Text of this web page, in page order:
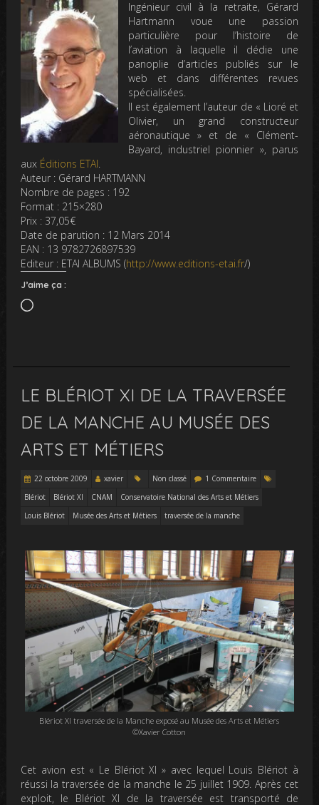
Ingénieur civil à la retraite, Gérard
Hartmann voue une passion
particulière pour l’histoire de
l’aviation à laquelle il dédie une
panoplie d’articles publiés sur le
web et dans différentes revues
spécialisées.
Il est également l’auteur de « Lioré et
Olivier, un grand constructeur
aéronautique » et de « Clément-
Bayard, industriel pionnier », parus
aux Éditions ETAI.
Auteur : Gérard HARTMANN
Nombre de pages : 192
Format : 215×280
Prix : 37,05€
Date de parution : 12 Mars 2014
EAN : 13 9782726897539
Editeur : ETAI ALBUMS (http://www.editions-etai.fr/)
J’aime ça :
Chargement…
LE BLÉRIOT XI DE LA TRAVERSÉE
DE LA MANCHE AU MUSÉE DES
ARTS ET MÉTIERS
22 octobre 2009 xavier Non classé
1 Commentaire
Blériot
Blériot XI CNAM
Conservatoire National des Arts et Métiers
Louis Blériot
Musée des Arts et Métiers traversée de la manche
Blériot XI traversée de la Manche exposé au Musée des Arts et Métiers
©Xavier Cotton
Cet avion est « Le Blériot XI » avec lequel Louis Blériot à
réussi la traversée de la manche le 25 juillet 1909. Après cet
exploit, le Blériot XI de la traversée est transporté de